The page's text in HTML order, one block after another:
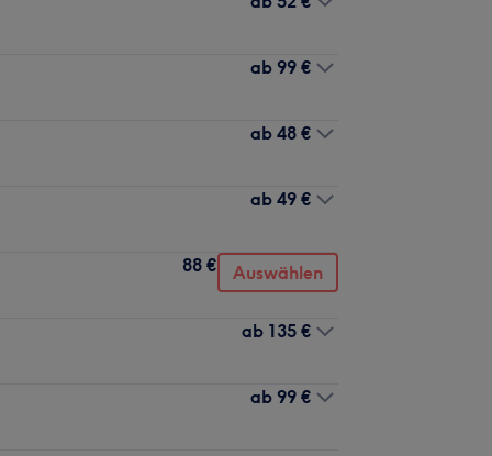
ab 99 €
ab 48 €
ab 49 €
88 € Auswählen
ab 135 €
ab 99 €